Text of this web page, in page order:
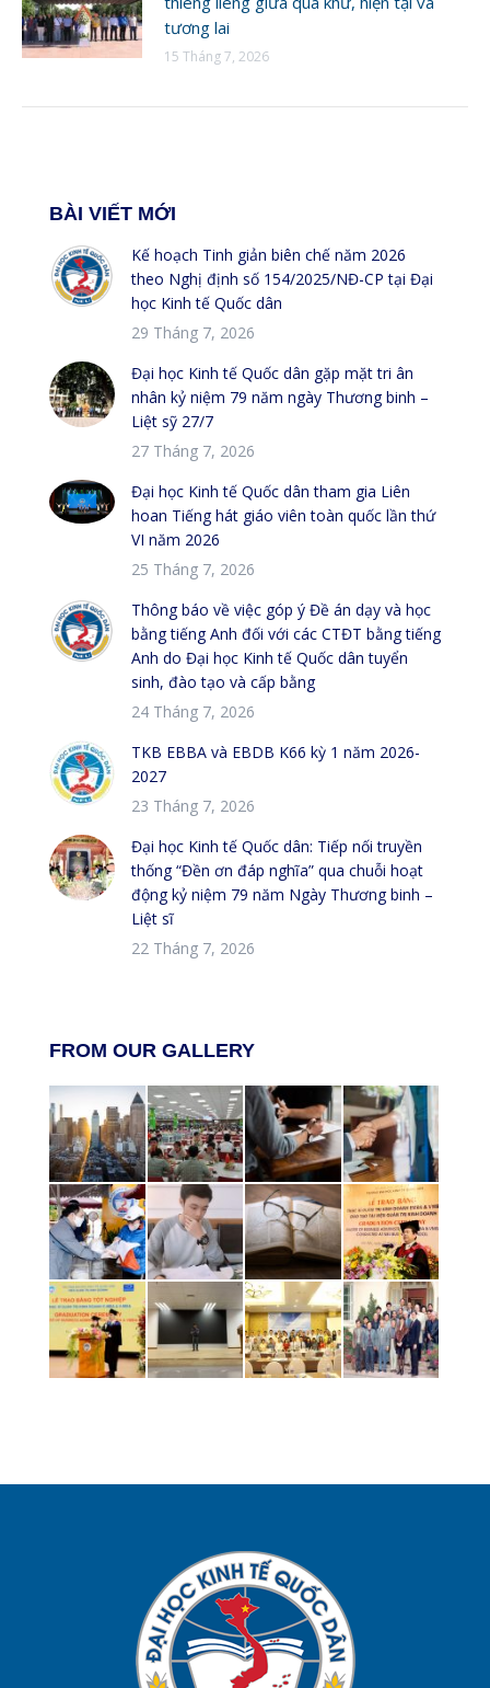
tương lai
15 Tháng 7, 2026
BÀI VIẾT MỚI
Kế hoạch Tinh giản biên chế năm 2026
theo Nghị định số 154/2025/NĐ-CP tại Đại
học Kinh tế Quốc dân
29 Tháng 7, 2026
Đại học Kinh tế Quốc dân gặp mặt tri ân
nhân kỷ niệm 79 năm ngày Thương binh –
Liệt sỹ 27/7
27 Tháng 7, 2026
Đại học Kinh tế Quốc dân tham gia Liên
hoan Tiếng hát giáo viên toàn quốc lần thứ
VI năm 2026
25 Tháng 7, 2026
Thông báo về việc góp ý Đề án dạy và học
bằng tiếng Anh đối với các CTĐT bằng tiếng
Anh do Đại học Kinh tế Quốc dân tuyển
sinh, đào tạo và cấp bằng
24 Tháng 7, 2026
TKB EBBA và EBDB K66 kỳ 1 năm 2026-
2027
23 Tháng 7, 2026
Đại học Kinh tế Quốc dân: Tiếp nối truyền
thống “Đền ơn đáp nghĩa” qua chuỗi hoạt
động kỷ niệm 79 năm Ngày Thương binh –
Liệt sĩ
22 Tháng 7, 2026
FROM OUR GALLERY